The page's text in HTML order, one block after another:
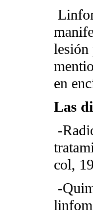
lesión
en
Las
-
col,
-